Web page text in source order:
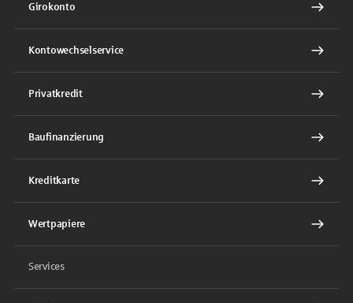
Girokonto
Kontowechselservice
Privatkredit
Baufinanzierung
Kreditkarte
Wertpapiere
Services